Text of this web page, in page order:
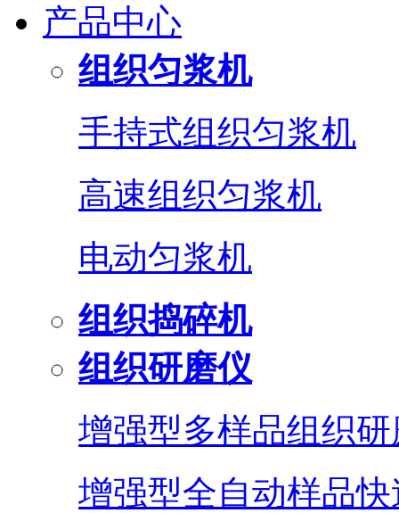
产品中心
组织匀浆机
手持式组织匀浆机
高速组织匀浆机
电动匀浆机
组织捣碎机
组织研磨仪
增强型多样品组织
增强型全自动样品